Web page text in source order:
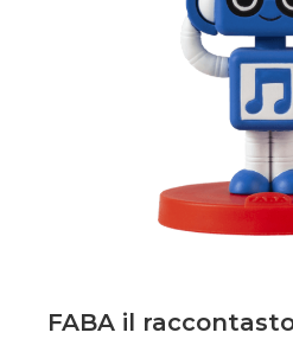
FABA il